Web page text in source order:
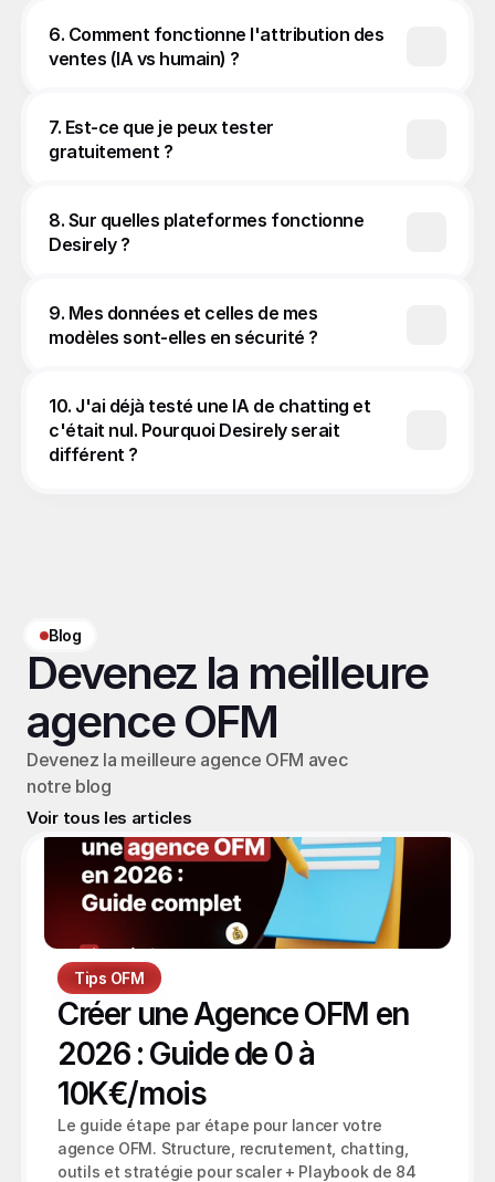
6. Comment fonctionne l'attribution des
ventes (IA vs humain) ?
7. Est-ce que je peux tester
gratuitement ?
8. Sur quelles plateformes fonctionne
Desirely ?
9. Mes données et celles de mes
modèles sont-elles en sécurité ?
10. J'ai déjà testé une IA de chatting et
c'était nul. Pourquoi Desirely serait
différent ?
Blog
Devenez la meilleure
agence OFM
Devenez la meilleure agence OFM avec
notre blog
Voir tous les articles
Tips OFM
Créer une Agence OFM en
2026 : Guide de 0 à
10K€/mois
Le guide étape par étape pour lancer votre
agence OFM. Structure, recrutement, chatting,
outils et stratégie pour scaler + Playbook de 84